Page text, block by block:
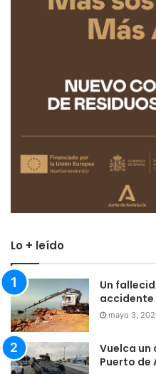
Lo + leído
Un
accidente
mayo 3,
Vuelca un
Puerto de